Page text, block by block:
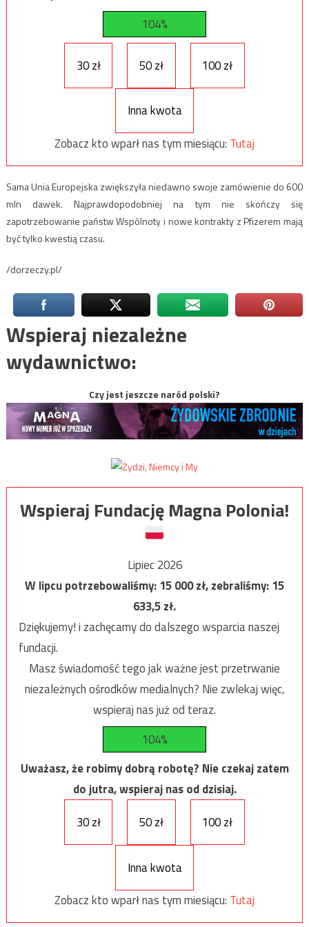
104%
30 zł 50 zł 100 zł
Inna kwota
Zobacz kto wparł nas tym miesiącu: Tutaj
Sama Unia Europejska zwiększyła niedawno swoje zamówienie do 600
mln dawek. Najprawdopodobniej na tym nie skończy się
zapotrzebowanie państw Wspólnoty i nowe kontrakty z Pfizerem mają
być tylko kwestią czasu.
/dorzeczy.pl/
Wspieraj niezależne
wydawnictwo:
Czy jest jeszcze naród polski?
Wspieraj Fundację Magna Polonia!
Lipiec 2026
W lipcu potrzebowaliśmy:15 000zł, zebraliśmy:15
633,5zł.
Dziękujemy! i zachęcamy do dalszego wsparcia naszej
fundacji.
Masz świadomość tego jak ważne jest przetrwanie
niezależnych ośrodków medialnych? Nie zwlekaj więc,
wspieraj nas już od teraz.
104%
Uważasz, że robimy dobrą robotę? Nie czekaj zatem
do jutra, wspieraj nas od dzisiaj.
30 zł
50 zł 100 zł
Inna kwota
Zobacz kto wparł nas tym miesiącu: Tutaj